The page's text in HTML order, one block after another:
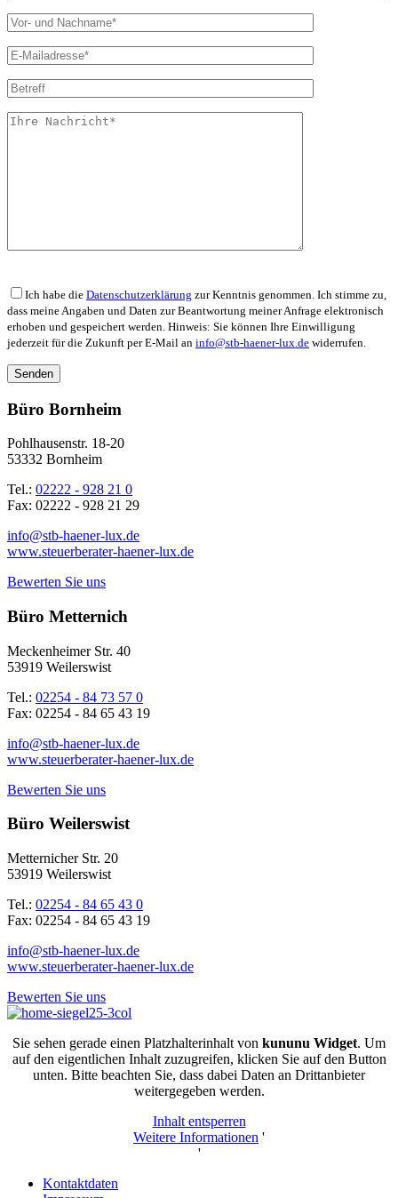
Bitte lasse dieses Feld leer.
Ich habe die Datenschutzerklärung zur Kenntnis genommen. Ich stimme zu,
dass meine Angaben und Daten zur Beantwortung meiner Anfrage elektronisch
erhoben und gespeichert werden. Hinweis: Sie können Ihre Einwilligung
jederzeit für die Zukunft per E-Mail an info@stb-haener-lux.de widerrufen.
Büro Bornheim
Pohlhausenstr. 18-20
53332 Bornheim
Tel.: 02222 - 928 21 0
Fax: 02222 - 928 21 29
info@stb-haener-lux.de
www.steuerberater-haener-lux.de
Bewerten Sie uns
Büro Metternich
Meckenheimer Str. 40
53919 Weilerswist
Tel.: 02254 - 84 73 57 0
Fax: 02254 - 84 65 43 19
info@stb-haener-lux.de
www.steuerberater-haener-lux.de
Bewerten Sie uns
Büro Weilerswist
Metternicher Str. 20
53919 Weilerswist
Tel.: 02254 - 84 65 43 0
Fax: 02254 - 84 65 43 19
info@stb-haener-lux.de
www.steuerberater-haener-lux.de
Bewerten Sie uns
Sie sehen gerade einen Platzhalterinhalt von kununu Widget. Um
auf den eigentlichen Inhalt zuzugreifen, klicken Sie auf den Button
unten. Bitte beachten Sie, dass dabei Daten an Drittanbieter
weitergegeben werden.
Inhalt entsperren
Weitere Informationen '
'
Kontaktdaten